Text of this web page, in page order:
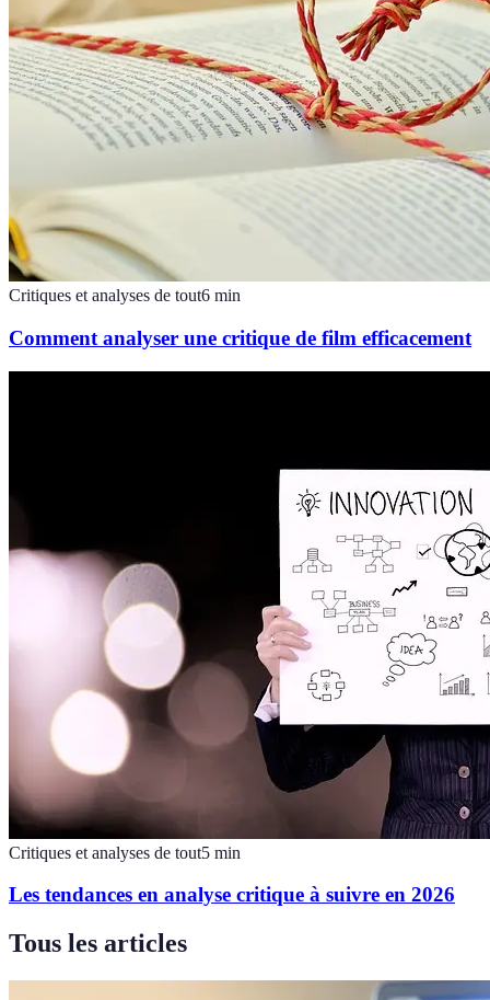
Critiques et analyses de tout6 min
Comment analyser une critique de film efficacement
Critiques et analyses de tout5 min
Les tendances en analyse critique à suivre en 2026
Tous les articles